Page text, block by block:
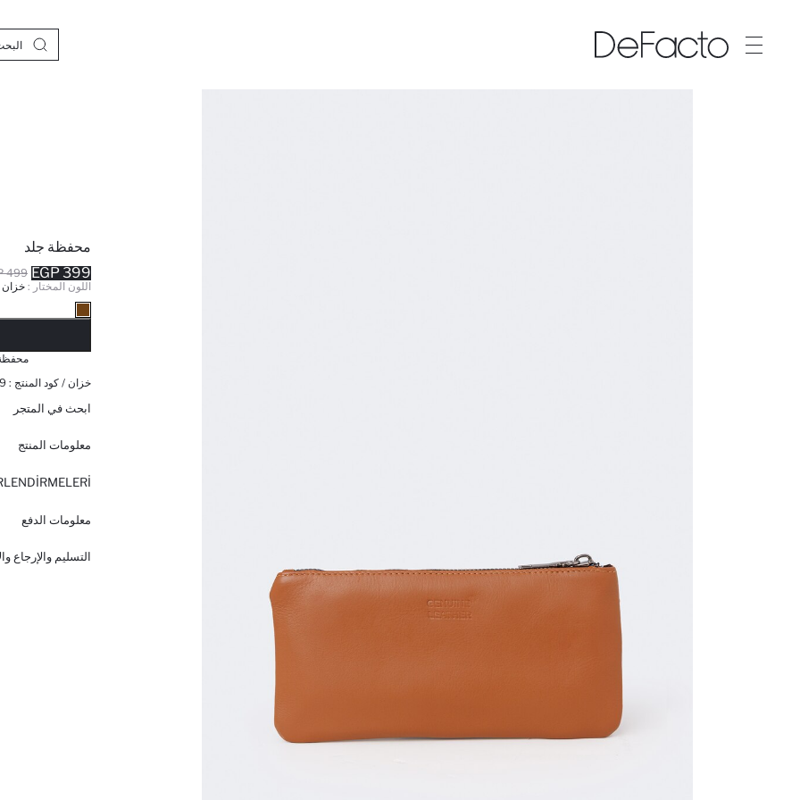
محفظة جلد
499 EGP 399 EGP
اللون المختار : خزان
خزان / كود المنتج :
ابحث في المتجر
معلومات المنتج
معلومات الدفع
التسليم والإرجاع